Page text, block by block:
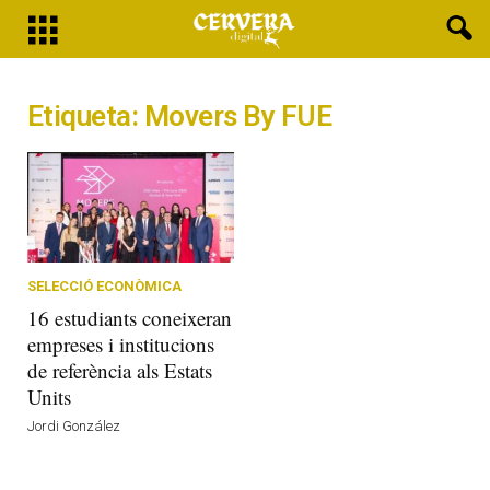
Etiqueta: Movers By FUE
SELECCIÓ ECONÒMICA
16 estudiants coneixeran
empreses i institucions
de referència als Estats
Units
Jordi González